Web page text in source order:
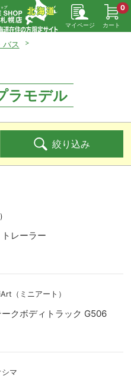
マイページ カート
0
バス
ラモデル
絞り込み
レーラー
（ミニアート）
クボディトラック G506
シマ